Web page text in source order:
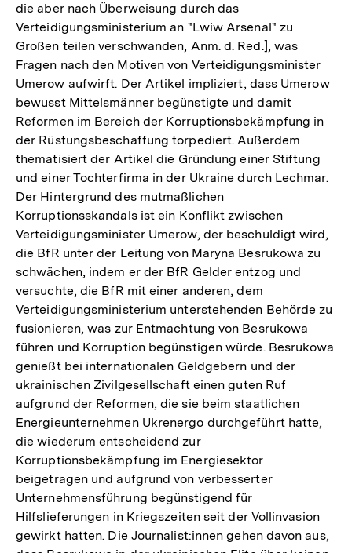
die aber nach Überweisung durch das
Verteidigungsministerium an "Lwiw Arsenal" zu
Großen teilen verschwanden, Anm. d. Red.], was
Fragen nach den Motiven von Verteidigungsminister
Umerow aufwirft. Der Artikel impliziert, dass Umerow
bewusst Mittelsmänner begünstigte und damit
Reformen im Bereich der Korruptionsbekämpfung in
der Rüstungsbeschaffung torpediert. Außerdem
thematisiert der Artikel die Gründung einer Stiftung
und einer Tochterfirma in der Ukraine durch Lechmar.
Der Hintergrund des mutmaßlichen
Korruptionsskandals ist ein Konflikt zwischen
Verteidigungsminister Umerow, der beschuldigt wird,
die BfR unter der Leitung von Maryna Besrukowa zu
schwächen, indem er der BfR Gelder entzog und
versuchte, die BfR mit einer anderen, dem
Verteidigungsministerium unterstehenden Behörde zu
fusionieren, was zur Entmachtung von Besrukowa
führen und Korruption begünstigen würde. Besrukowa
genießt bei internationalen Geldgebern und der
ukrainischen Zivilgesellschaft einen guten Ruf
aufgrund der Reformen, die sie beim staatlichen
Energieunternehmen Ukrenergo durchgeführt hatte,
die wiederum entscheidend zur
Korruptionsbekämpfung im Energiesektor
beigetragen und aufgrund von verbesserter
Unternehmensführung begünstigend für
Hilfslieferungen in Kriegszeiten seit der Vollinvasion
gewirkt hatten. Die Journalist:innen gehen davon aus,